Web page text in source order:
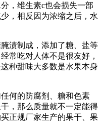
，维生素c也会损失一部
，相反因为浓缩之后，水
渍制成，添加了糖、盐等
常吃对人体不是很友好，
种甜味大多数是水果本身
何的防腐剂、糖和色素
，那么质量就不一定能得
正规厂家生产的果干、果